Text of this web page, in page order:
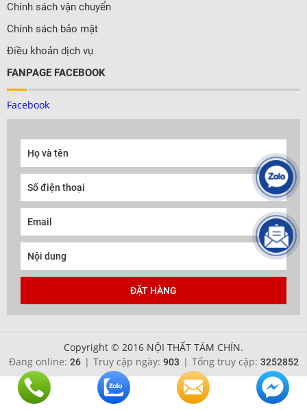
Chính sách vận chuyển
Chính sách bảo mật
Điều khoản dịch vụ
FANPAGE FACEBOOK
Facebook
Copyright © 2016 NỘI THẤT TÁM CHÍN.
Đang online: 26 | Truy cập ngày: 903 | Tổng truy cập: 3252852